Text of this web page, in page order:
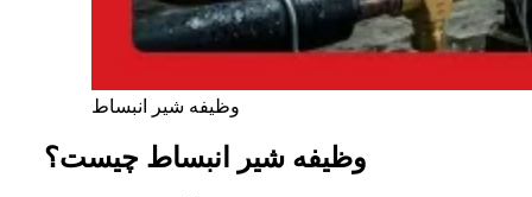
وظیفه شیر انبساط
وظیفه شیر انبساط چیست؟